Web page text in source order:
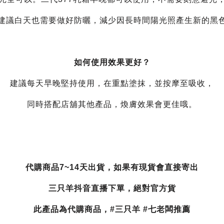
議白天也需要做好防曬，減少因長時間陽光照產生新的黑
如何使用效果更好？
建議每天早晚堅持使用，在重點塗抹，並按摩至吸收，
同時搭配店舖其他產品，煥膚效果會更佳哦。
代購商品7~14天出貨，如果有現貨會直接寄出
三只羊抖音直播下單，絕對官方貨
此產品為代購商品，#三只羊 #七老闆推薦